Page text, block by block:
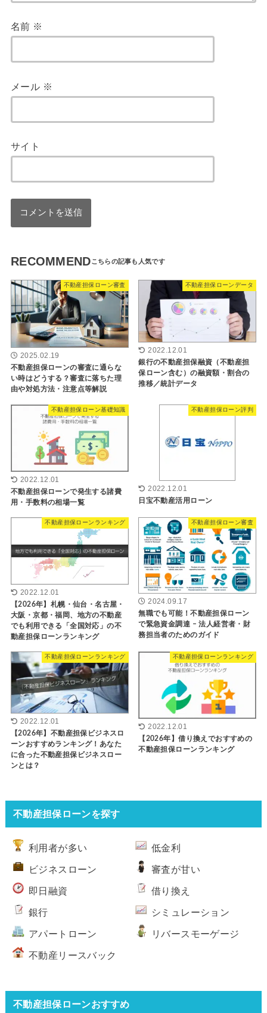
名前 ※
メール ※
サイト
RECOMMEND
不動産担保ローン審査
2025.02.19
不動産担保ローンの審査に通らな
い時はどうする？審査に落ちた理
由や対処方法・注意点等解説
不動産担保ローンデータ
2022.12.01
銀行の不動産担保融資（不動産担
保ローン含む）の融資額・割合の
推移／統計データ
不動産担保ローン基礎知識
2022.12.01
不動産担保ローンで発生する諸費
用・手数料の相場一覧
不動産担保ローン評判
2022.12.01
日宝不動産活用ローン
不動産担保ローンランキング
2022.12.01
【2026年】札幌・仙台・名古屋・
大阪・京都・福岡、地方の不動産
でも利用できる「全国対応」の不
動産担保ローンランキング
不動産担保ローン審査
2024.09.17
無職でも可能！不動産担保ローン
で緊急資金調達 – 法人経営者・財
務担当者のためのガイド
不動産担保ローンランキング
2022.12.01
【2026年】不動産担保ビジネスロ
ーンおすすめランキング！あなた
に合った不動産担保ビジネスロー
ンとは？
不動産担保ローンランキング
2022.12.01
【2026年】借り換えでおすすめの
不動産担保ローンランキング
不動産担保ローンを探す
利用者が多い 低金利
ビジネスローン 審査が甘い
即日融資 借り換え
銀行 シミュレーション
アパートローン リバースモーゲージ
不動産リースバック
不動産担保ローンおすすめ